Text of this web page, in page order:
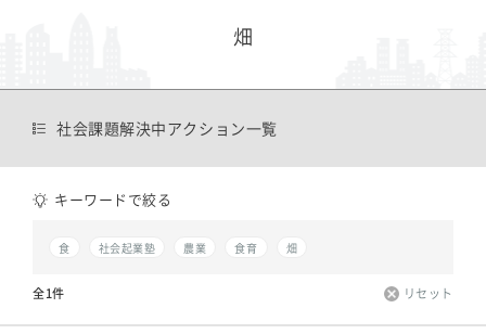
畑
社会課題解決中アクション一覧
キーワードで絞る
食 社会起業塾 農業 食育 畑
全1件 リセット